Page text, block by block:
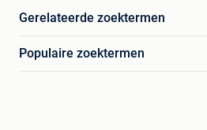
Gerelateerde zoektermen
Populaire zoektermen